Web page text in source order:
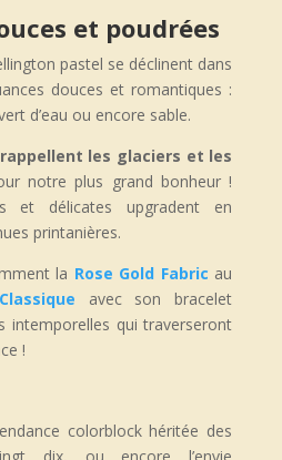
et poudrées
pastel se déclinent dans
douces et romantiques :
d’eau ou encore sable.
les glaciers et les
notre plus grand bonheur !
et délicates upgradent en
printanières.
la Rose Gold Fabric au
Classique avec son bracelet
intemporelles qui traverseront
!
colorblock héritée des